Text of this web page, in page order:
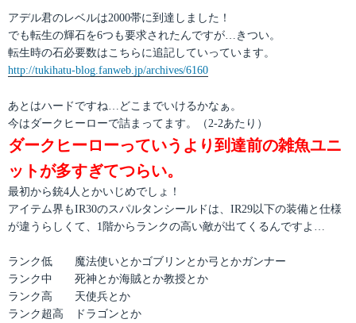
アデル君のレベルは2000帯に到達しました！
でも転生の輝石を6つも要求されたんですが…きつい。
転生時の石必要数はこちらに追記していっています。
http://tukihatu-blog.fanweb.jp/archives/6160
あとはハードですね…どこまでいけるかなぁ。
今はダークヒーローで詰まってます。（2-2あたり）
ダークヒーローっていうより到達前の雑魚ユニ
ットが多すぎてつらい。
最初から銃4人とかいじめでしょ！
アイテム界もIR30のスパルタンシールドは、IR29以下の装備と仕様
が違うらしくて、1階からランクの高い敵が出てくるんですよ…
ランク低 魔法使いとかゴブリンとか弓とかガンナー
ランク中 死神とか海賊とか教授とか
ランク高 天使兵とか
ランク超高 ドラゴンとか